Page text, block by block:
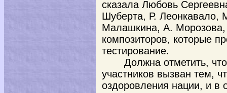
сказала Любовь
Шуберта, Р. Леонкавало,
Малашкина, А. Морозова,
композиторов, которые
тестирование.
Должна отметить,
участников вызван тем,
оздоровления нации, и в